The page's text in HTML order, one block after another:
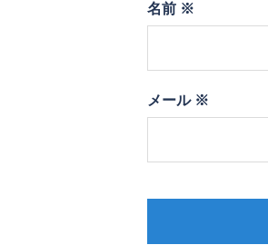
名前 ※
メール ※